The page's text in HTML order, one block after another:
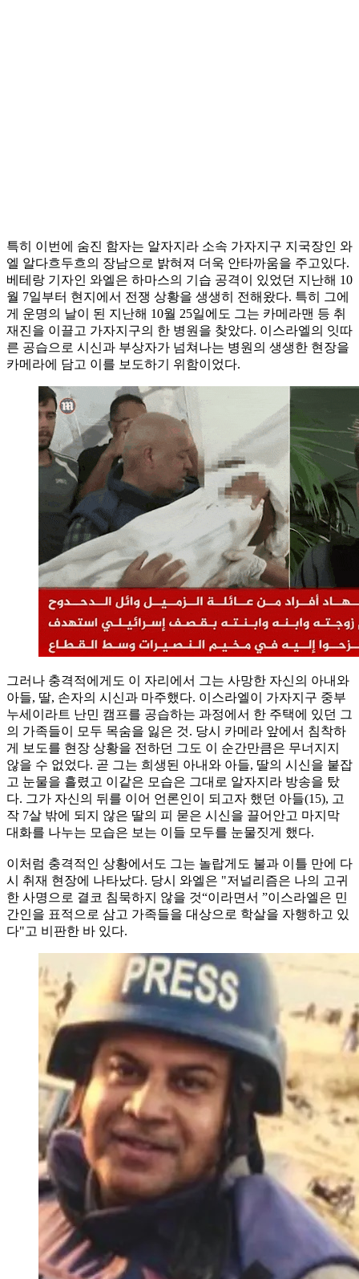
특히 이번에 숨진 함자는 알자지라 소속 가자지구 지국장인 와
엘 알다흐두흐의 장남으로 밝혀져 더욱 안타까움을 주고있다.
베테랑 기자인 와엘은 하마스의 기습 공격이 있었던 지난해 10
월 7일부터 현지에서 전쟁 상황을 생생히 전해왔다. 특히 그에
게 운명의 날이 된 지난해 10월 25일에도 그는 카메라맨 등 취
재진을 이끌고 가자지구의 한 병원을 찾았다. 이스라엘의 잇따
른 공습으로 시신과 부상자가 넘쳐나는 병원의 생생한 현장을
카메라에 담고 이를 보도하기 위함이었다.
그러나 충격적에게도 이 자리에서 그는 사망한 자신의 아내와
아들, 딸, 손자의 시신과 마주했다. 이스라엘이 가자지구 중부
누세이라트 난민 캠프를 공습하는 과정에서 한 주택에 있던 그
의 가족들이 모두 목숨을 잃은 것. 당시 카메라 앞에서 침착하
게 보도를 현장 상황을 전하던 그도 이 순간만큼은 무너지지
않을 수 없었다. 곧 그는 희생된 아내와 아들, 딸의 시신을 붙잡
고 눈물을 흘렸고 이같은 모습은 그대로 알자지라 방송을 탔
다. 그가 자신의 뒤를 이어 언론인이 되고자 했던 아들(15), 고
작 7살 밖에 되지 않은 딸의 피 묻은 시신을 끌어안고 마지막
대화를 나누는 모습은 보는 이들 모두를 눈물짓게 했다.
이처럼 충격적인 상황에서도 그는 놀랍게도 불과 이틀 만에 다
시 취재 현장에 나타났다. 당시 와엘은 "저널리즘은 나의 고귀
한 사명으로 결코 침묵하지 않을 것“이라면서 ”이스라엘은 민
간인을 표적으로 삼고 가족들을 대상으로 학살을 자행하고 있
다"고 비판한 바 있다.